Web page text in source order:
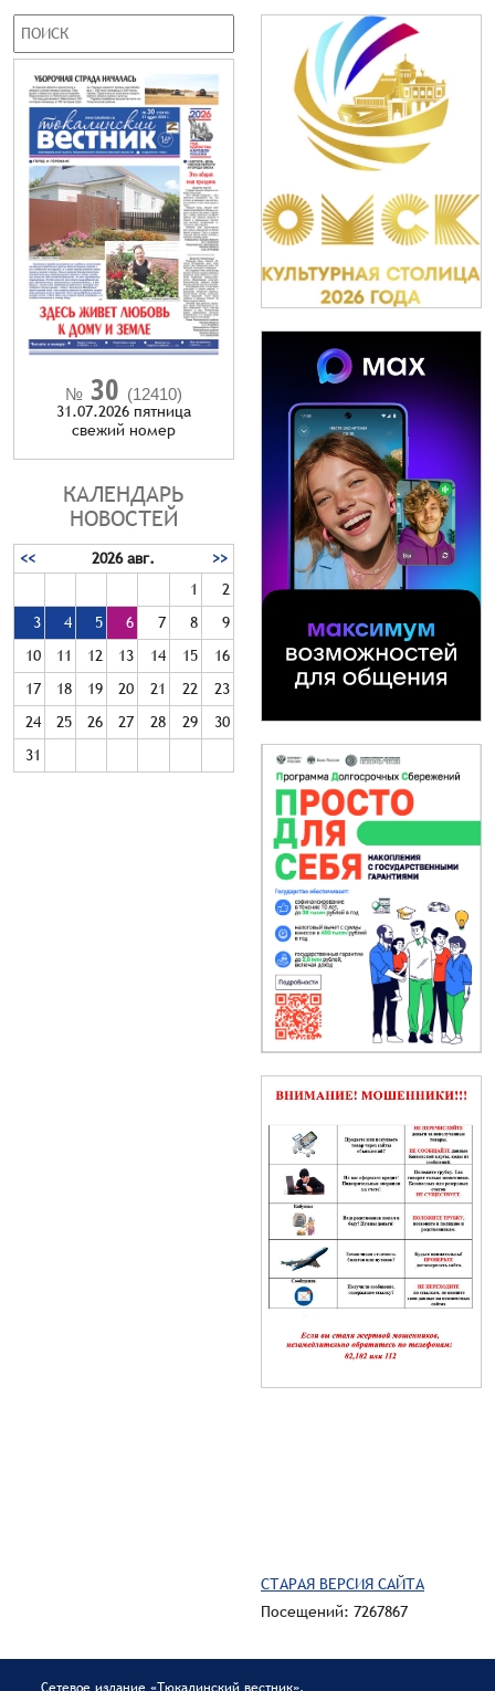
№ 30 (12410)
31.07.2026 пятница
cвежий номер
КАЛЕНДАРЬ
НОВОСТЕЙ
<< 2026 авг.
>>
1
2
3
4 5 6 7 8
9
10
11 12 13 14 15
16
17
18 19 20 21 22
23
24
25 26 27 28 29
30
31
СТАРАЯ ВЕРСИЯ САЙТА
Посещений: 7267867